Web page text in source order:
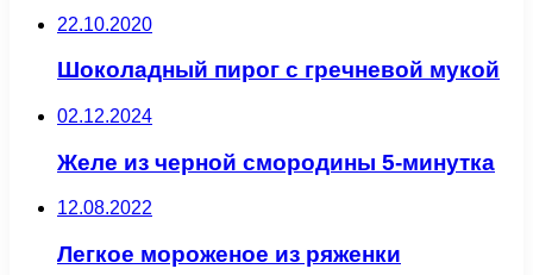
22.10.2020
Шоколадный пирог с гречневой мукой
02.12.2024
Желе из черной смородины 5-минутка
12.08.2022
Легкое мороженое из ряженки